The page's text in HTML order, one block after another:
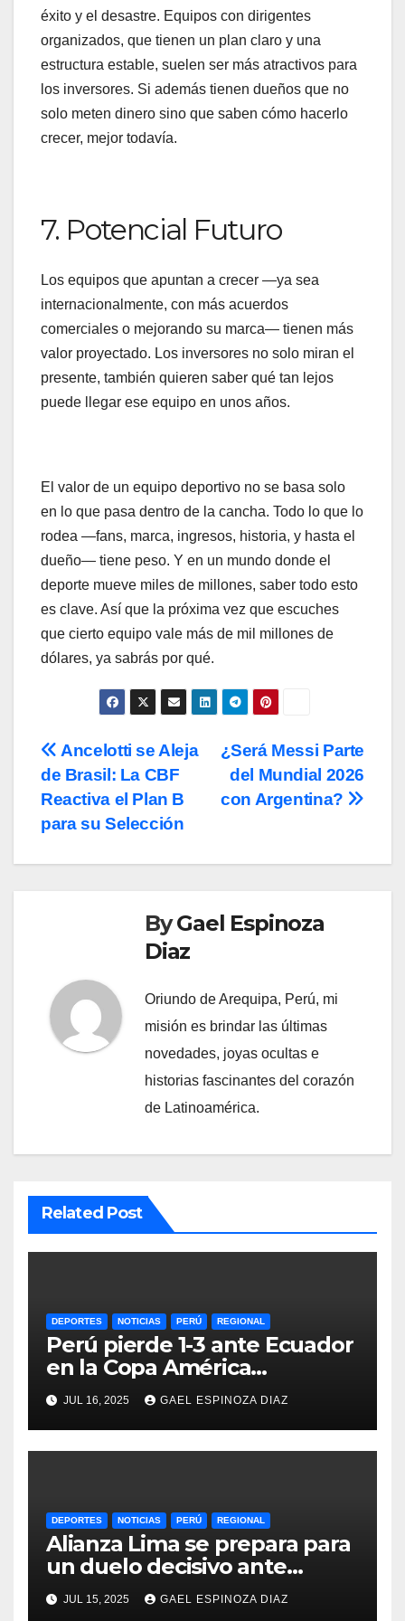
éxito y el desastre. Equipos con dirigentes
organizados, que tienen un plan claro y una
estructura estable, suelen ser más atractivos para
los inversores. Si además tienen dueños que no
solo meten dinero sino que saben cómo hacerlo
crecer, mejor todavía.
7. Potencial Futuro
Los equipos que apuntan a crecer —ya sea
internacionalmente, con más acuerdos
comerciales o mejorando su marca— tienen más
valor proyectado. Los inversores no solo miran el
presente, también quieren saber qué tan lejos
puede llegar ese equipo en unos años.
El valor de un equipo deportivo no se basa solo
en lo que pasa dentro de la cancha. Todo lo que lo
rodea —fans, marca, ingresos, historia, y hasta el
dueño— tiene peso. Y en un mundo donde el
deporte mueve miles de millones, saber todo esto
es clave. Así que la próxima vez que escuches
que cierto equipo vale más de mil millones de
dólares, ya sabrás por qué.
Post
navigation
¿Será Messi Parte
del Mundial 2026
con Argentina?
Ancelotti se Aleja
de Brasil: La CBF
Reactiva el Plan B
para su Selección
ByGael Espinoza
Diaz
Oriundo de Arequipa, Perú, mi
misión es brindar las últimas
novedades, joyas ocultas e
historias fascinantes del corazón
de Latinoamérica.
Related Post
DEPORTES NOTICIAS PERÚ REGIONAL
Perú pierde 1-3 ante Ecuador
en la Copa América
Femenina y lidera el Grupo A
JUL 16, 2025 GAEL ESPINOZA DIAZ
DEPORTES NOTICIAS PERÚ REGIONAL
Alianza Lima se prepara para
un duelo decisivo ante
Gremio por la Sudamericana
2025
JUL 15, 2025 GAEL ESPINOZA DIAZ